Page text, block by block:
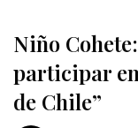
Niño
participar
de Chile”